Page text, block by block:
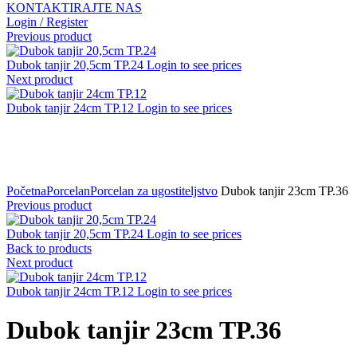
KONTAKTIRAJTE NAS
Login / Register
Previous product
Dubok tanjir 20,5cm TP.24 Login to see prices
Next product
Dubok tanjir 24cm TP.12 Login to see prices
PočetnaPorcelanPorcelan za ugostiteljstvo Dubok tanjir 23cm TP.36
Previous product
Dubok tanjir 20,5cm TP.24 Login to see prices
Back to products
Next product
Dubok tanjir 24cm TP.12 Login to see prices
Dubok tanjir 23cm TP.36